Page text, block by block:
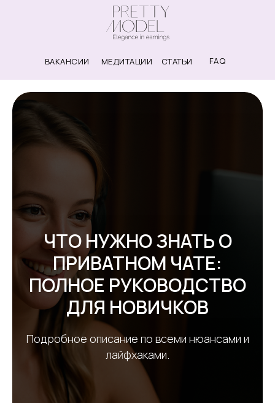
ВАКАНСИИ МЕДИТАЦИИ СТАТЬИ FAQ
ЧТО НУЖНО ЗНАТЬ О
ПРИВАТНОМ ЧАТЕ:
ПОЛНОЕ РУКОВОДСТВО
ДЛЯ НОВИЧКОВ
Подробное описание по всеми нюансами и
лайфхаками.